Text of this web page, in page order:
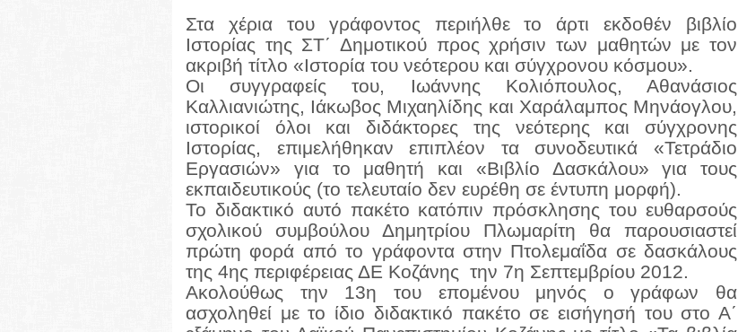
Στα χέρια του γράφοντος περιήλθε το άρτι εκδοθέν βιβλίο
Ιστορίας της ΣΤ΄ Δημοτικού προς χρήσιν των μαθητών με τον
ακριβή τίτλο «Ιστορία του νεότερου και σύγχρονου κόσμου».
Οι συγγραφείς του, Ιωάννης Κολιόπουλος, Αθανάσιος
Καλλιανιώτης, Ιάκωβος Μιχαηλίδης και Χαράλαμπος Μηνάογλου,
ιστορικοί όλοι και διδάκτορες της νεότερης και σύγχρονης
Ιστορίας, επιμελήθηκαν επιπλέον τα συνοδευτικά «Τετράδιο
Εργασιών» για το μαθητή και «Βιβλίο Δασκάλου» για τους
εκπαιδευτικούς (το τελευταίο δεν ευρέθη σε έντυπη μορφή).
Το διδακτικό αυτό πακέτο κατόπιν πρόσκλησης του ευθαρσούς
σχολικού συμβούλου Δημητρίου Πλωμαρίτη θα παρουσιαστεί
πρώτη φορά από το γράφοντα στην Πτολεμαΐδα σε δασκάλους
της 4ης περιφέρειας ΔΕ Κοζάνης την 7η Σεπτεμβρίου 2012.
Ακολούθως την 13η του επομένου μηνός ο γράφων θα
ασχοληθεί με το ίδιο διδακτικό πακέτο σε εισήγησή του στο Α΄